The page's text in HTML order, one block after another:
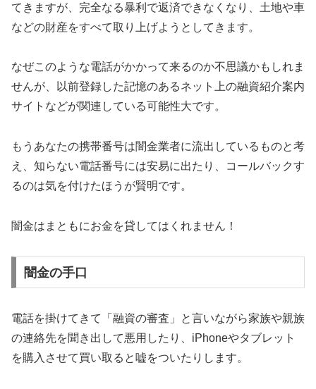
てきますが、完全なる暴利で返済できなくなり、土地や車
などの財産をすべて取り上げようとしてきます。
なぜこのような電話がかかって来るのか不思議かもしれま
せんが、以前登録した記憶のあるネット上の融資紹介案内
サイトなどが関連している可能性大です。
もうあなたの携帯番号は闇金業者に流出しているものと考
え、知らない電話番号には安易に出たり、コールバックす
るのは気を付けたほうが賢明です。
闇金はまともにお金を貸してはくれません！
闇金の手口
電話を掛けてきて「融資の審査」と言いながら家族や親族
の連絡先を聞き出して悪用したり、iPhoneやタブレット
を購入させて買い取ると嘘をついたりします。